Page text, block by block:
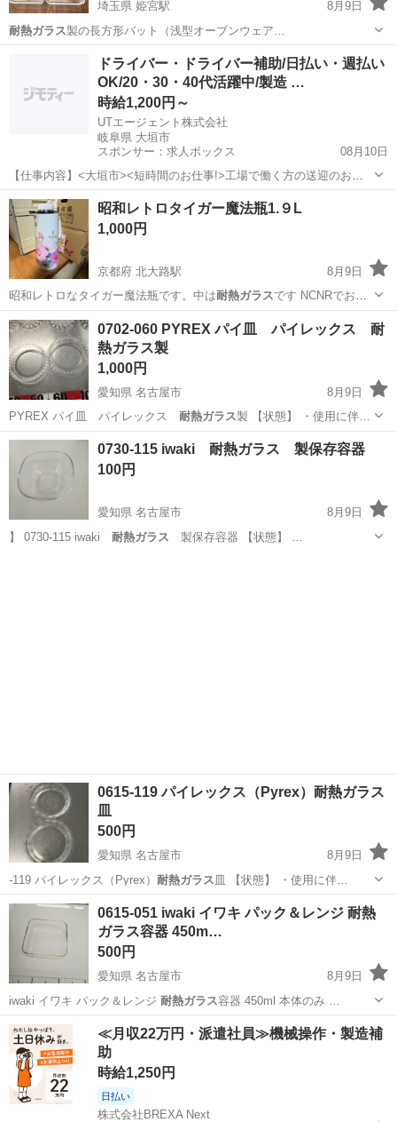
埼玉県 姫宮駅
8月9日
耐熱ガラス製の長方形バット（浅型オーブンウェア…
南埼玉郡 姫宮駅 調理器具
ドライバー・ドライバー補助/日払い・週払い
OK/20・30・40代活躍中/製造 …
時給1,200円～
UTエージェント株式会社
岐阜県 大垣市
スポンサー：求人ボックス
08月10日
【仕事内容】<大垣市><短時間のお仕事!>工場で働く方の送迎のお仕
事 第一種普通自動車免許があればOK!残業ほぼなし <履歴書不要 オン
ライン面接OK><入社キャンペーン実施中!> <業種> 機械・精密機器・
金属 <仕事内容> 電...
アルバイト・パート
昭和レトロタイガー魔法瓶1.９L
1,000円
京都府 北大路駅
8月9日
昭和レトロなタイガー魔法瓶です。中は耐熱ガラスです NCNRでお願
いします。
京都 京都市 タイガー魔法瓶
0702-060 PYREX パイ皿 パイレックス 耐
熱ガラス製
1,000円
愛知県 名古屋市
8月9日
PYREX パイ皿 パイレックス 耐熱ガラス 製 【状態】 ・使用に伴…
愛知 名古屋市 調理器具 パイレックス
0730-115 iwaki 耐熱ガラス 製保存容器
100円
愛知県 名古屋市
8月9日
】 0730-115 iwaki 耐熱ガラス 製保存容器 【状態】 …
0615-119 パイレックス（Pyrex）耐熱ガラス
皿
500円
愛知県 名古屋市
8月9日
-119 パイレックス（Pyrex） 耐熱ガラス 皿 【状態】 ・使用に伴…
愛知 名古屋市 Pyrex
0615-051 iwaki イワキ パック＆レンジ 耐熱
ガラス容器 450m…
500円
愛知県 名古屋市
8月9日
iwaki イワキ パック＆レンジ 耐熱ガラス
愛知 名古屋市 調理器具 リユース
≪月収22万円・派遣社員≫機械操作・製造補
助
時給1,250円
日払い
株式会社BREXA Next